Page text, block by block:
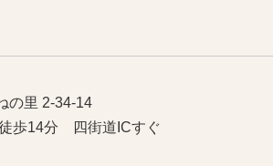
の里 2-34-14
歩14分 四街道ICすぐ